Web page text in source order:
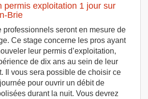
permis exploitation 1 jour sur
Brie
professionnels seront en mesure de
Ce stage concerne les pros ayant
leur permis d’exploitation,
de dix ans au sein de leur
Il vous sera possible de choisir ce
pour ouvrir un débit de
durant la nuit. Vous devrez